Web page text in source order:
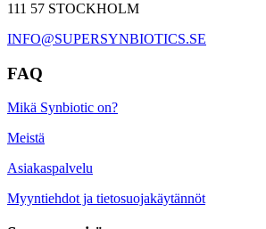
111 57 STOCKHOLM
INFO@SUPERSYNBIOTICS.SE
FAQ
Mikä Synbiotic on?
Meistä
Asiakaspalvelu
Myyntiehdot ja tietosuojakäytännöt